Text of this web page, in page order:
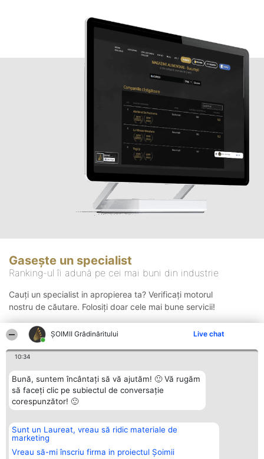
ȘOIMII Grădinăritului Live chat
10:34
Bună, suntem încântați să vă ajutăm! 🙂 Vă rugăm
să faceți clic pe subiectul de conversație
corespunzător! 🙂
Sunt un Laureat, vreau să ridic materiale de
marketing
Vreau să-mi înscriu firma in proiectul Șoimii
Gasește un specialist
Ranking-ul îi adună pe cei mai buni din industrie
Cauți un specialist in apropierea ta? Verificați motorul
nostru de căutare. Folosiți doar cele mai bune servicii!
Organizator Ranking
BRIGHT SOLUTIONS BR SRL
Aleea Timisul De Sus 2 Bl. A30
Sc. A Et. 4 Ap. 13 Cod 061952
Plebiscyt
Lista Tuturor
Laureaților
Contact